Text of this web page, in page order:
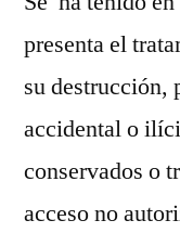
presenta el
su destrucción,
accidental o
conservados o
acceso no